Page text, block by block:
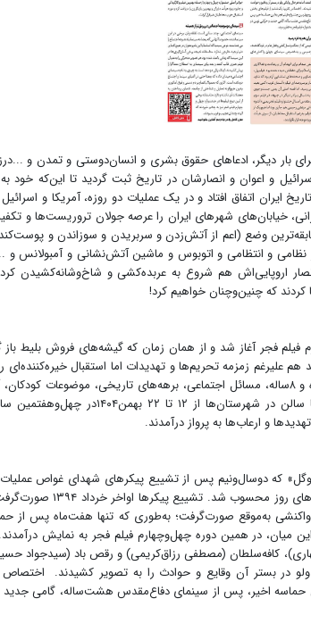
بار دیگر، ادعاهای حقوق بشری و انسان‌دوستی و تمدن و
و اعوان و انصارشان در تاریخ ثبت گردید تا این‌که خود
ایران اتفاق افتاد و در یک عملیات دو روزه، آمریکا و
وضع (اعم از آتش‌زدن و سر‌بریدن و سوزاندن و
و انتظامی و اتوبوس و ماشین آتش‌نشانی و آمبولانس و
اروپایی‌اش هم شروع به عربده‌کشی و شاخ‌و‌شانه‌کشیدن
کردند که چنین‌و‌چنان خواهیم کرد!
فجر آغاز شد و از همان زمان که گیشه‌های فروش بلیط باز
علیرغم زمزمه تحریم‌ها و تهدیدات اما استقبال
فجر بافیلم‌هایی درباره دفاع‌مقدس۱۲روزه و ۸ساله، مسائل اجتماعی، برهه‌های
.... در۳۳ سالن سینمایی تهران و ده‌ها سالن
و ارعاب‌ها به پرواز درآمدند.
این میان، در همین دوره‌ چهل‌وچهارم فیلم فجر به نمایش
ولو در بستر آن وقایع و حوادث را به تصویر کشیدند.
حماسه اخیر، پس از سینمای دفاع‌مقدس هشت‌ساله، گامی جدید